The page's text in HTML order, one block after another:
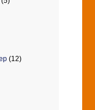
(12)